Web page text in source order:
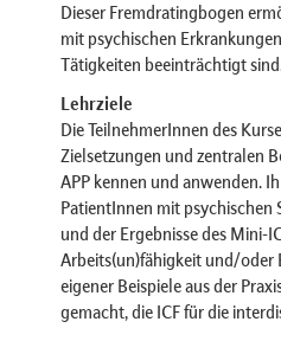
Dieser Fremdratingbogen
mit psychischen
Tätigkeiten beeinträchtigt
Lehrziele
Die TeilnehmerInnen des
Zielsetzungen und zentralen
APP kennen und anwenden.
PatientInnen mit psychischen
und der Ergebnisse des Mini-
Arbeits(un)fähigkeit und/
eigener Beispiele aus der
gemacht, die ICF für die